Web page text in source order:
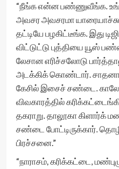
“நீங்க என்ன பண்ணுவீங்க. உங்க
அவசர அவசரமா யாரையாச்சும்
தட்டியே பழகிட்டீங்க. இது
விட்டுட்டு புத்தியை யூஸ்
லேசான எரிச்சலோடு
அடக்கிக் கொண்டார்.
கேசில் இசைச் சண்டை.
விவகாரத்தில்
தகராறு. தாலூகா கிளார்க்
சண்டை போட்டிருக்கார்.
பிரச்சனை.”
“நாராசம், கரிக்கட்டை,